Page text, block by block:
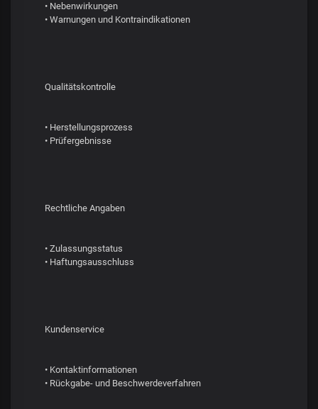
• Nebenwirkungen
• Warnungen und Kontraindikationen
Qualitätskontrolle
• Herstellungsprozess
• Prüfergebnisse
Rechtliche Angaben
• Zulassungsstatus
• Haftungsausschluss
Kundenservice
• Kontaktinformationen
• Rückgabe- und Beschwerdeverfahren